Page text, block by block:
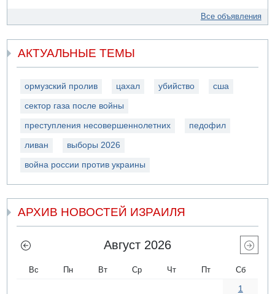
Все объявления
АКТУАЛЬНЫЕ ТЕМЫ
ормузский пролив цахал убийство сша
сектор газа после войны
преступления несовершеннолетних педофил
ливан выборы 2026
война россии против украины
АРХИВ НОВОСТЕЙ ИЗРАИЛЯ
Август 2026
Вс Пн Вт Ср Чт Пт Сб
1